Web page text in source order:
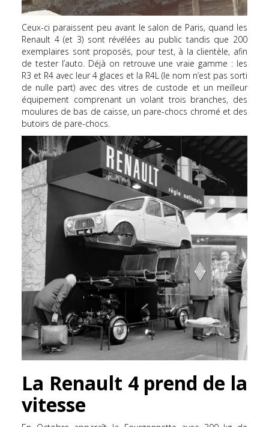
Ceux-ci paraissent peu avant le salon de Paris, quand les
Renault 4 (et 3) sont révélées au public tandis que 200
exemplaires sont proposés, pour test, à la clientèle, afin
de tester l’auto. Déjà on retrouve une vraie gamme : les
R3 et R4 avec leur 4 glaces et la R4L (le nom n’est pas sorti
de nulle part) avec des vitres de custode et un meilleur
équipement comprenant un volant trois branches, des
moulures de bas de caisse, un pare-chocs chromé et des
butoirs de pare-chocs.
La Renault 4 prend de la
vitesse